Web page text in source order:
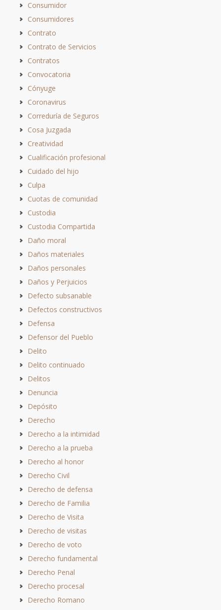
Consumidor
Consumidores
Contrato
Contrato de Servicios
Contratos
Convocatoria
Cónyuge
Coronavirus
Correduría de Seguros
Cosa Juzgada
Creatividad
Cualificación profesional
Cuidado del hijo
Culpa
Cuotas de comunidad
Custodia
Custodia Compartida
Daño moral
Daños materiales
Daños personales
Daños y Perjuicios
Defecto subsanable
Defectos constructivos
Defensa
Defensor del Pueblo
Delito
Delito continuado
Delitos
Denuncia
Depósito
Derecho
Derecho a la intimidad
Derecho a la prueba
Derecho al honor
Derecho Civil
Derecho de defensa
Derecho de Familia
Derecho de Visita
Derecho de visitas
Derecho de voto
Derecho fundamental
Derecho Penal
Derecho procesal
Derecho Romano